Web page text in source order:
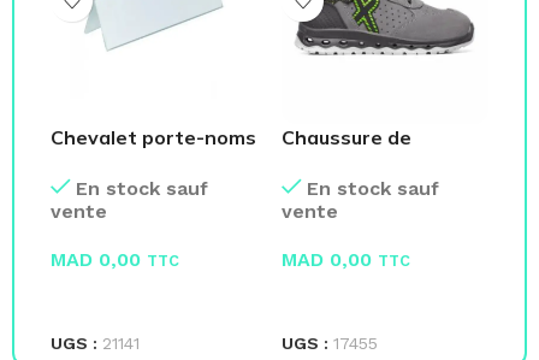
Chevalet porte-noms
En stock sauf
vente
MAD 0,00 TTC
UGS : 21141
Chaussure de
SRCEn stock sauf
vente
MAD 0,00 TTC
UGS : 17455